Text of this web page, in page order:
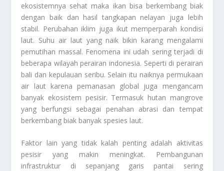
ekosistemnya sehat maka ikan bisa berkembang biak
dengan baik dan hasil tangkapan nelayan juga lebih
stabil. Perubahan iklim juga ikut memperparah kondisi
laut. Suhu air laut yang naik bikin karang mengalami
pemutihan massal. Fenomena ini udah sering terjadi di
beberapa wilayah perairan indonesia. Seperti di perairan
bali dan kepulauan seribu. Selain itu naiknya permukaan
air laut karena pemanasan global juga mengancam
banyak ekosistem pesisir. Termasuk hutan mangrove
yang berfungsi sebagai penahan abrasi dan tempat
berkembang biak banyak spesies laut.
Faktor lain yang tidak kalah penting adalah aktivitas
pesisir yang makin meningkat. Pembangunan
infrastruktur di sepanjang garis pantai sering